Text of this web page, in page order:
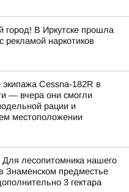
город! В Иркутске прошла
рекламой наркотиков
Cessna-182R в
— вчера они смогли
рации и
местоположении
лесопитомника нашего
Знаменском предместье
3 гектара